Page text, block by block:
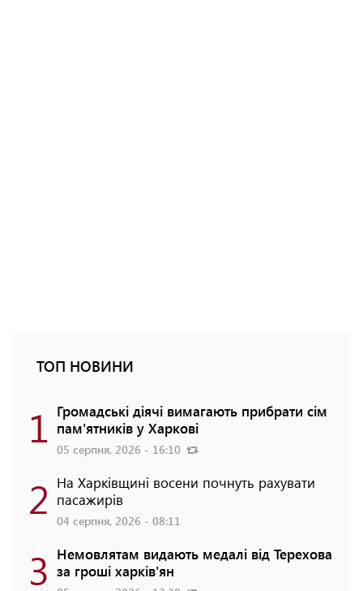
ТОП НОВИНИ
1 Громадські діячі вимагають прибрати сім
пам'ятників у Харкові
05 серпня, 2026 - 16:10
2 На Харківщині восени почнуть рахувати
пасажирів
04 серпня, 2026 - 08:11
3 Немовлятам видають медалі від Терехова
за гроші харків'ян